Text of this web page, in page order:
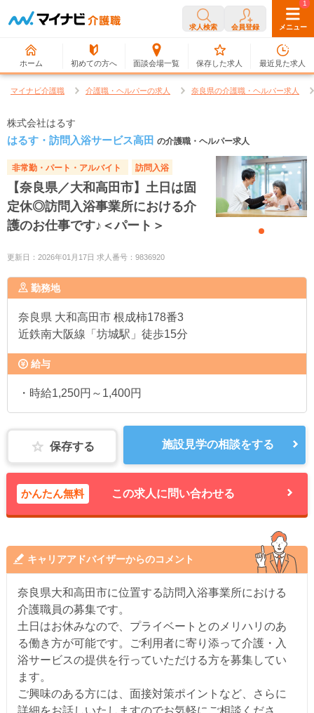
求人検索 会員登録 メニュー
ホーム 初めての方へ 面談会場一覧
0
保存した求人
1
最近見た求人
マイナビ介護職 介護職・ヘルパーの求人 奈良県の介護職・ヘルパー求人
株式会社はるす
はるす・訪問入浴サービス高田 の介護職・ヘルパー求人
非常勤・パート・アルバイト 訪問入浴
【奈良県／大和高田市】土日は固
定休◎訪問入浴事業所における介
護のお仕事です♪＜パート＞
更新日：2026年01月17日 求人番号：9836920
勤務地
奈良県 大和高田市 根成柿178番3
近鉄南大阪線「坊城駅」徒歩15分
給与
・時給1,250円～1,400円
保存する 施設見学の相談をする
かんたん無料 この求人に問い合わせる
キャリアアドバイザーからのコメント
奈良県大和高田市に位置する訪問入浴事業所における
介護職員の募集です。
土日はお休みなので、プライベートとのメリハリのあ
る働き方が可能です。ご利用者に寄り添って介護・入
浴サービスの提供を行っていただける方を募集してい
ます。
ご興味のある方には、面接対策ポイントなど、さらに